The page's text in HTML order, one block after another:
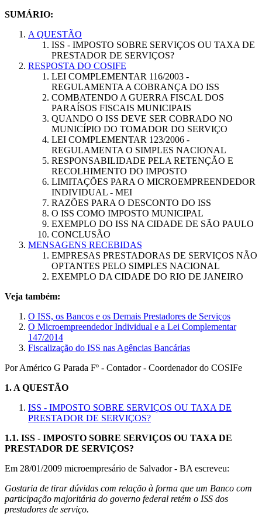
SUMÁRIO:
A QUESTÃO
ISS - IMPOSTO SOBRE SERVIÇOS OU TAXA DE
PRESTADOR DE SERVIÇOS?
RESPOSTA DO COSIFE
LEI COMPLEMENTAR 116/2003 -
REGULAMENTA A COBRANÇA DO ISS
COMBATENDO A GUERRA FISCAL DOS
PARAÍSOS FISCAIS MUNICIPAIS
QUANDO O ISS DEVE SER COBRADO NO
MUNICÍPIO DO TOMADOR DO SERVIÇO
LEI COMPLEMENTAR 123/2006 -
REGULAMENTA O SIMPLES NACIONAL
RESPONSABILIDADE PELA RETENÇÃO E
RECOLHIMENTO DO IMPOSTO
LIMITAÇÕES PARA O MICROEMPREENDEDOR
INDIVIDUAL - MEI
RAZÕES PARA O DESCONTO DO ISS
O ISS COMO IMPOSTO MUNICIPAL
EXEMPLO DO ISS NA CIDADE DE SÃO PAULO
CONCLUSÃO
MENSAGENS RECEBIDAS
EMPRESAS PRESTADORAS DE SERVIÇOS NÃO
OPTANTES PELO SIMPLES NACIONAL
EXEMPLO DA CIDADE DO RIO DE JANEIRO
Veja também:
O ISS, os Bancos e os Demais Prestadores de Serviços
O Microempreendedor Individual e a Lei Complementar
147/2014
Fiscalização do ISS nas Agências Bancárias
Por Américo G Parada Fº - Contador - Coordenador do COSIFe
1. A QUESTÃO
ISS - IMPOSTO SOBRE SERVIÇOS OU TAXA DE
PRESTADOR DE SERVIÇOS?
1.1. ISS - IMPOSTO SOBRE SERVIÇOS OU TAXA DE
PRESTADOR DE SERVIÇOS?
Em 28/01/2009 microempresário de Salvador - BA escreveu:
Gostaria de tirar dúvidas com relação à forma que um Banco com
participação majoritária do governo federal retém o ISS dos
prestadores de serviço.